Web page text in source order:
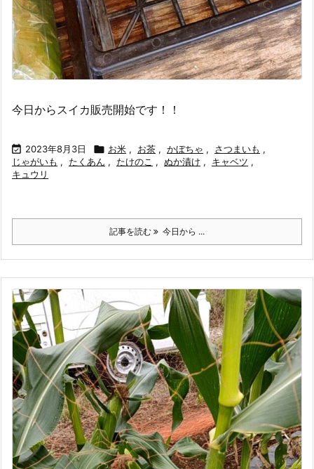
今日からスイカ販売開始です！！
 2023年8月3日  お米 , お茶 , かぼちゃ , さつまいも ,
じゃがいも , たくあん , たけのこ , ぬか漬け , キャベツ ,
キュウリ
記事を読む 今日から ...